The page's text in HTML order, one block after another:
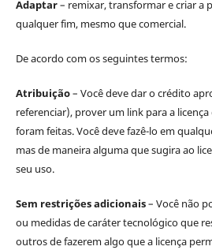
Adaptar– remixar, transformar e criar a
qualquer fim, mesmo que comercial.
De acordo com os seguintes termos:
Atribuição– Você deve dar o crédito
referenciar), prover um link para a
foram feitas. Você deve fazê-lo em
mas de maneira alguma que sugira ao
seu uso.
Sem restrições adicionais– Você não
ou medidas de caráter tecnológico que
outros de fazerem algo que a licença